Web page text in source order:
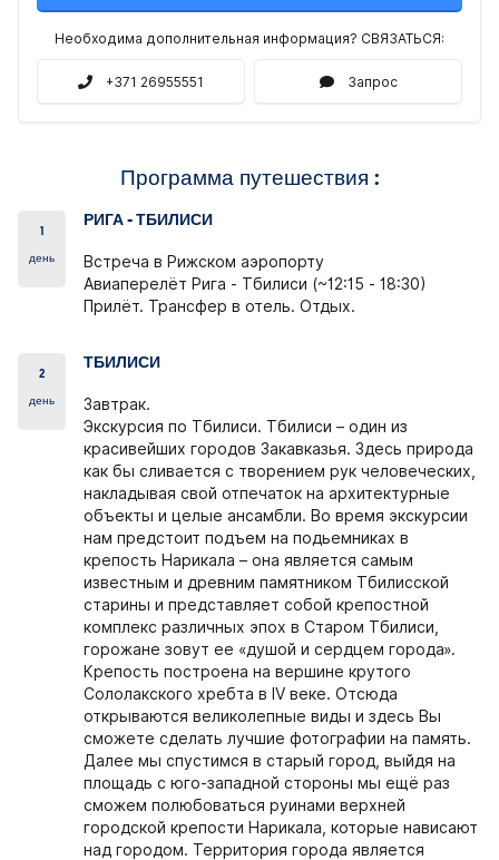
Необходима дополнительная информация? СВЯЗАТЬСЯ:
+371 26955551 Запрос
Программа путешествия :
1
день
РИГА - ТБИЛИСИ
Встреча в Рижском аэропорту
Авиаперелёт Рига - Тбилиси (~12:15 - 18:30)
Прилёт. Трансфер в отель. Отдых.
2
день
ТБИЛИСИ
Завтрак.
Экскурсия по Тбилиси. Тбилиси – один из
красивейших городов Закавказья. Здесь природа
как бы сливается с творением рук человеческих,
накладывая свой отпечаток на архитектурные
объекты и целые ансамбли. Во время экскурсии
нам предстоит подъем на подьемниках в
крепость Нарикала – она является самым
известным и древним памятником Тбилисской
старины и представляет собой крепостной
комплекс различных эпох в Старом Тбилиси,
горожане зовут ее «душой и сердцем города».
Крепость построена на вершине крутого
Сололакского хребта в IV веке. Отсюда
открываются великолепные виды и здесь Вы
сможете сделать лучшие фотографии на память.
Далее мы спустимся в старый город, выйдя на
площадь с юго-западной стороны мы ещё раз
сможем полюбоваться руинами верхней
городской крепости Нарикала, которые нависают
над городом. Территория города является